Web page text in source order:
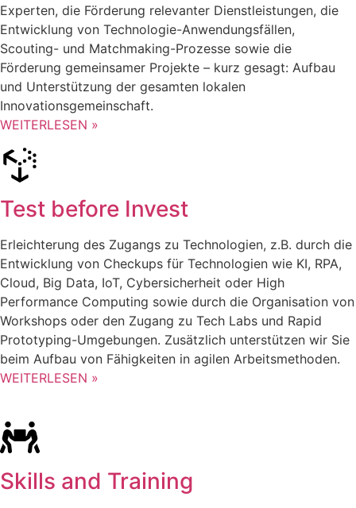
Experten, die Förderung relevanter Dienstleistungen, die
Entwicklung von Technologie-Anwendungsfällen,
Scouting- und Matchmaking-Prozesse sowie die
Förderung gemeinsamer Projekte – kurz gesagt: Aufbau
und Unterstützung der gesamten lokalen
Innovationsgemeinschaft.
WEITERLESEN »
Test before Invest
Erleichterung des Zugangs zu Technologien, z.B. durch die
Entwicklung von Checkups für Technologien wie KI, RPA,
Cloud, Big Data, IoT, Cybersicherheit oder High
Performance Computing sowie durch die Organisation von
Workshops oder den Zugang zu Tech Labs und Rapid
Prototyping-Umgebungen. Zusätzlich unterstützen wir Sie
beim Aufbau von Fähigkeiten in agilen Arbeitsmethoden.
WEITERLESEN »
Skills and Training